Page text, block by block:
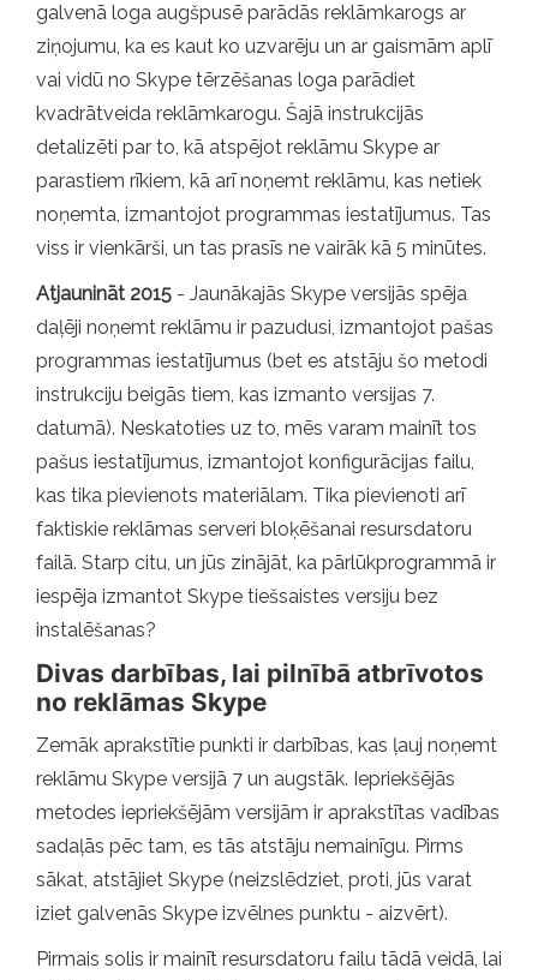
galvenā loga augšpusē parādās reklāmkarogs ar
ziņojumu, ka es kaut ko uzvarēju un ar gaismām aplī
vai vidū no Skype tērzēšanas loga parādiet
kvadrātveida reklāmkarogu. Šajā instrukcijās
detalizēti par to, kā atspējot reklāmu Skype ar
parastiem rīkiem, kā arī noņemt reklāmu, kas netiek
noņemta, izmantojot programmas iestatījumus. Tas
viss ir vienkārši, un tas prasīs ne vairāk kā 5 minūtes.
Atjaunināt 2015 - Jaunākajās Skype versijās spēja
daļēji noņemt reklāmu ir pazudusi, izmantojot pašas
programmas iestatījumus (bet es atstāju šo metodi
instrukciju beigās tiem, kas izmanto versijas 7.
datumā). Neskatoties uz to, mēs varam mainīt tos
pašus iestatījumus, izmantojot konfigurācijas failu,
kas tika pievienots materiālam. Tika pievienoti arī
faktiskie reklāmas serveri bloķēšanai resursdatoru
failā. Starp citu, un jūs zinājāt, ka pārlūkprogrammā ir
iespēja izmantot Skype tiešsaistes versiju bez
instalēšanas?
Divas darbības, lai pilnībā atbrīvotos
no reklāmas Skype
Zemāk aprakstītie punkti ir darbības, kas ļauj noņemt
reklāmu Skype versijā 7 un augstāk. Iepriekšējās
metodes iepriekšējām versijām ir aprakstītas vadības
sadaļās pēc tam, es tās atstāju nemainīgu. Pirms
sākat, atstājiet Skype (neizslēdziet, proti, jūs varat
iziet galvenās Skype izvēlnes punktu - aizvērt).
Pirmais solis ir mainīt resursdatoru failu tādā veidā, lai